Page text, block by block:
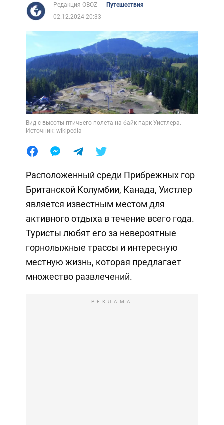
Редакция OBOZ
Путешествия
02.12.2024 20:33
Вид с высоты птичьего полета на байк-парк Уистлера.
Источник: wikipedia
Расположенный среди Прибрежных гор
Британской Колумбии, Канада, Уистлер
является известным местом для
активного отдыха в течение всего года.
Туристы любят его за невероятные
горнолыжные трассы и интересную
местную жизнь, которая предлагает
множество развлечений.
РЕКЛАМА